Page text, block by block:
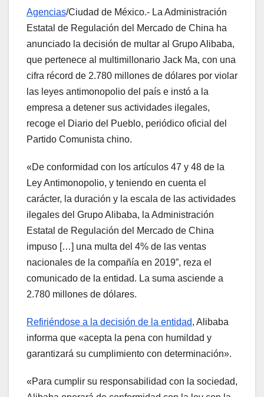
Agencias/Ciudad de México.- La Administración
Estatal de Regulación del Mercado de China ha
anunciado la decisión de multar al Grupo Alibaba,
que pertenece al multimillonario Jack Ma, con una
cifra récord de 2.780 millones de dólares por violar
las leyes antimonopolio del país e instó a la
empresa a detener sus actividades ilegales,
recoge el Diario del Pueblo, periódico oficial del
Partido Comunista chino.
«De conformidad con los artículos 47 y 48 de la
Ley Antimonopolio, y teniendo en cuenta el
carácter, la duración y la escala de las actividades
ilegales del Grupo Alibaba, la Administración
Estatal de Regulación del Mercado de China
impuso […] una multa del 4% de las ventas
nacionales de la compañía en 2019”, reza el
comunicado de la entidad. La suma asciende a
2.780 millones de dólares.
Refiriéndose a la decisión de la entidad, Alibaba
informa que «acepta la pena con humildad y
garantizará su cumplimiento con determinación».
«Para cumplir su responsabilidad con la sociedad,